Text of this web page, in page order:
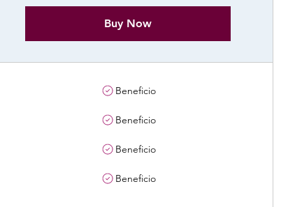
Buy Now
Beneficio
Beneficio
Beneficio
Beneficio